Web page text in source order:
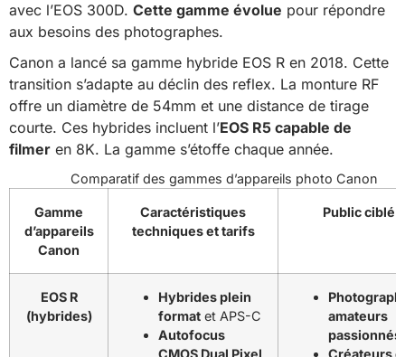
avec l’EOS 300D. Cette gamme évolue pour répondre
aux besoins des photographes.
Canon a lancé sa gamme hybride EOS R en 2018. Cette
transition s’adapte au déclin des reflex. La monture RF
offre un diamètre de 54mm et une distance de tirage
courte. Ces hybrides incluent l’EOS R5 capable de
filmer en 8K. La gamme s’étoffe chaque année.
Comparatif des gammes d’appareils photo Canon
Gamme
d’appareils
Canon
Caractéristiques
techniques et tarifs
Public ciblé
EOS R
(hybrides)
Hybrides plein
format et APS-C
Autofocus
amateurs
passionnés